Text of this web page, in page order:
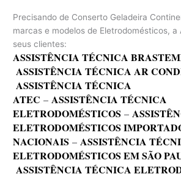
Precisando de Conserto Geladeira
marcas e modelos de Eletrodomésticos, a
seus clientes:
ASSISTÊNCIA TÉCNICA
ASSISTÊNCIA TÉCNICA AR
ASSISTÊNCIA TÉCNICA
ATEC –ASSISTÊNCIA TÉCNICA
ELETRODOMÉSTICOS –
ELETRODOMÉSTICOS
NACIONAIS –ASSISTÊNCIA
ELETRODOMÉSTICOS EM SÃO
ASSISTÊNCIA TÉCNICA